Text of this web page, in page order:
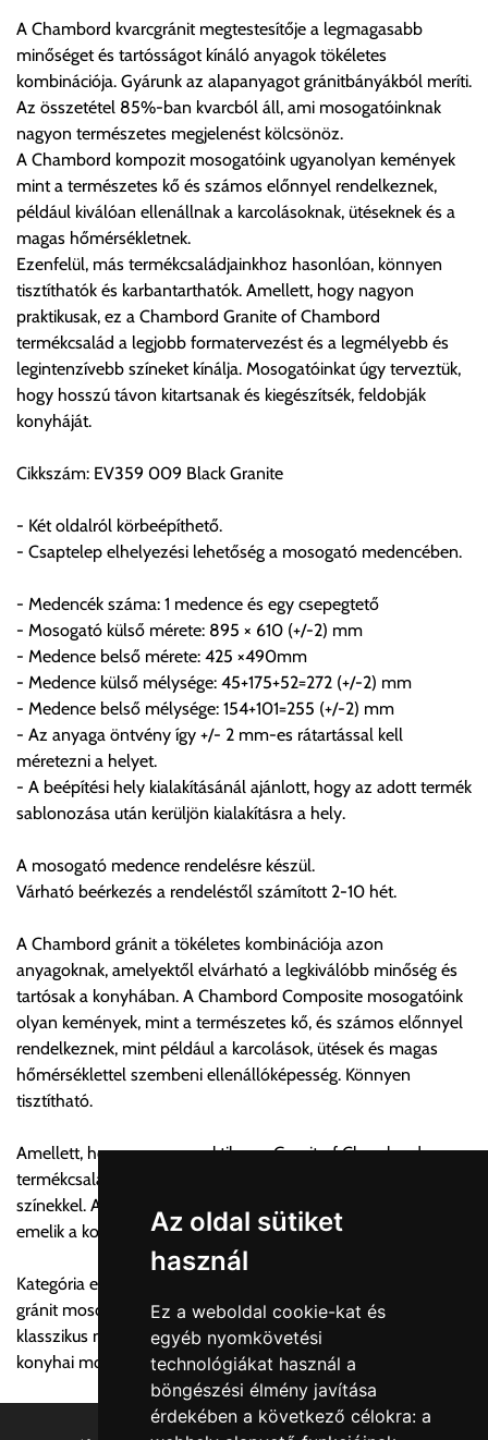
Az oldal sütiket
használ
Ez a weboldal cookie-kat és
egyéb nyomkövetési
technológiákat használ a
böngészési élmény javítása
érdekében a következő célokra: a
Cím:1133 Budapest, Váci út 100.
Szállítási díjak:
Az oldalunkon rendelés esetén, amennyiben szállítást is kér,
úgy esetenként több lehetőséget ajánl fel a program. Kérjük, a
vásárolt árú figyelembevételével az önnek megfelelő szállítási
költséget válassza ki.
Amennyiben nem biztos választásában, vagy a program
automatikusan nem ajánl fel szállítási költséget, úgy válassza
a 0.- forintos szállítást, kollégáink megvizsgálják a vásárolt
termék adatait, majd visszaigazolják a szállítás költségét.
Ingyenes szállítási lehetőség nincs!
Egyes termékek súlyát a program nem ismeri, rendelés esetén
a központ igazolja vissza. Amennyiben a költséget az Ön által
visszaigazolástól számított 24 órán belül a terméket
módosítását.
KERÁMIA TERMÉKEK SZÁLLÍTATÁSA NEM, VAGY CSAK
A MEGRENDELŐ KIFEJEZETT KÉRÉSÉRE ÉS
FELELŐSSÉGÉRE LEHETSÉGES!!
Egyéb leírások:
Budapesti szállítások:
1, Budapestre kért szállítás esetén az általános szállítás
helyett időre történő extra szállítás kérése is lehetséges
szerint 1 órás intervallumon belüli pontos időpont
megjelöléssel kérhető munkanapokon 09.00 - 15.00 között.
valamint az ott megadott szállítási cím alapján a központ
számolja, valamint visszaigazolja.
Az árak csak a címre való szállítást tartalmazzák
anyagmozgatás, be- illetve felszállítás nélkül.
Az árak az utánvét és értékbevallási díjat nem tartalmazzák.
1, 0-200.000 forint szállítónak fizetett vásárlási ellenérték
között az utánvét díj összege bruttó 600 forint.
2, 200.000-500.000 forint szállítónak fizetett vásárlási
ellenérték között az utánvét díj összege bruttó 1200 forint.
3, 500.000-1.000.000 forint szállítónak fizetett vásárlási
ellenérték között az utánvét díj összege bruttó 1900 forint.
Utánvét díjat csak abban az esetben fizetendő, amennyiben a
terméket a szállítónak kívánja kifizetni készpénzben. Utalásos
teljesítés esetén utánvétdíj nincs.
A Chambord kvarcgránit megtestesítője a legmagasabb
minőséget és tartósságot kínáló anyagok tökéletes
kombinációja. Gyárunk az alapanyagot gránitbányákból meríti.
Az összetétel 85%-ban kvarcból áll, ami mosogatóinknak
nagyon természetes megjelenést kölcsönöz.
A Chambord kompozit mosogatóink ugyanolyan kemények
mint a természetes kő és számos előnnyel rendelkeznek,
például kiválóan ellenállnak a karcolásoknak, ütéseknek és a
magas hőmérsékletnek.
Ezenfelül, más termékcsaládjainkhoz hasonlóan, könnyen
tisztíthatók és karbantarthatók. Amellett, hogy nagyon
praktikusak, ez a Chambord Granite of Chambord
termékcsalád a legjobb formatervezést és a legmélyebb és
legintenzívebb színeket kínálja. Mosogatóinkat úgy terveztük,
hogy hosszú távon kitartsanak és kiegészítsék, feldobják
konyháját.
Cikkszám: EV359 009 Black Granite
- Két oldalról körbeépíthető.
- Csaptelep elhelyezési lehetőség a mosogató medencében.
- Medencék száma: 1 medence és egy csepegtető
- Mosogató külső mérete: 895 × 610 (+/-2) mm
- Medence belső mérete: 425 ×490mm
- Medence külső mélysége: 45+175+52=272 (+/-2) mm
- Medence belső mélysége: 154+101=255 (+/-2) mm
- Az anyaga öntvény így +/- 2 mm-es rátartással kell
méretezni a helyet.
- A beépítési hely kialakításánál ajánlott, hogy az adott termék
sablonozása után kerüljön kialakításra a hely.
A mosogató medence rendelésre készül.
Várható beérkezés a rendeléstől számított 2-10 hét.
A Chambord gránit a tökéletes kombinációja azon
anyagoknak, amelyektől elvárható a legkiválóbb minőség és
tartósak a konyhában. A Chambord Composite mosogatóink
olyan kemények, mint a természetes kő, és számos előnnyel
rendelkeznek, mint például a karcolások, ütések és magas
hőmérséklettel szembeni ellenállóképesség. Könnyen
tisztítható.
Amellett, hogy nagyon praktikus, a Granit of Chambord
termékcsalád egy különleges design mély és intenzív
színekkel. A mosogatóink hosszú használatra készülnek, és
emelik a konyhák színvonalát.
Kategória egyéb megnevezései:
gránit mosogató, angol mosogató, rusztikus mosogató,
klasszikus mosogató, szoknyás mosogató, önálló mosogató,
konyhai mosogató